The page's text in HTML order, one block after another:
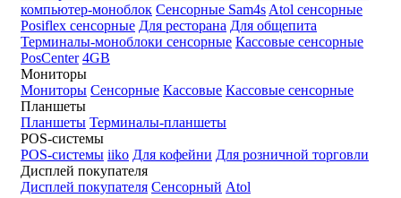
компьютер-моноблок Сенсорные Sam4s Atol сенсорные
Posiflex сенсорные Для ресторана Для общепита
Терминалы-моноблоки сенсорные Кассовые сенсорные
PosCenter 4GB
Мониторы
Мониторы Сенсорные Кассовые Кассовые сенсорные
Планшеты
Планшеты Терминалы-планшеты
POS-системы
POS-системы iiko Для кофейни Для розничной торговли
Дисплей покупателя
Дисплей покупателя Сенсорный Atol